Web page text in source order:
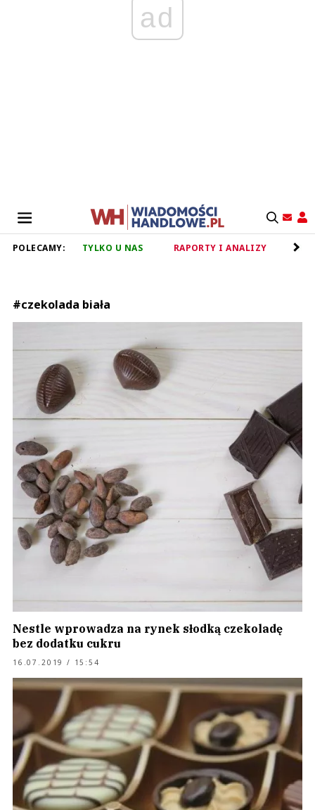
ad
POLECAMY: TYLKO U NAS RAPORTY I ANALIZY
#czekolada biała
Nestle wprowadza na rynek słodką czekoladę
bez dodatku cukru
16.07.2019 / 15:54